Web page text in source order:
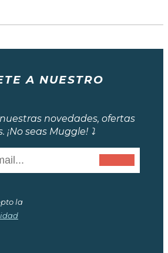
A NUESTRO
novedades, ofertas
¡No seas Muggle! ⤵️
la